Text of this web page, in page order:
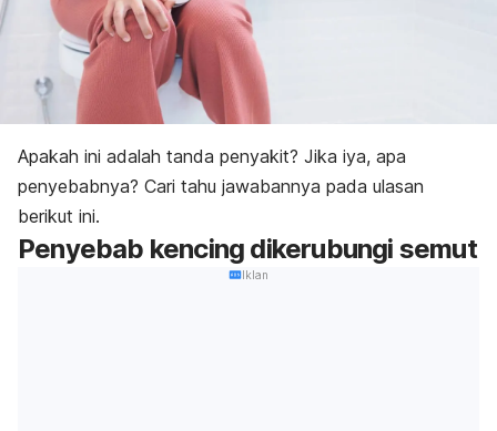
Apakah ini adalah tanda penyakit? Jika iya, apa
penyebabnya? Cari tahu jawabannya pada ulasan
berikut ini.
Penyebab kencing dikerubungi semut
Iklan